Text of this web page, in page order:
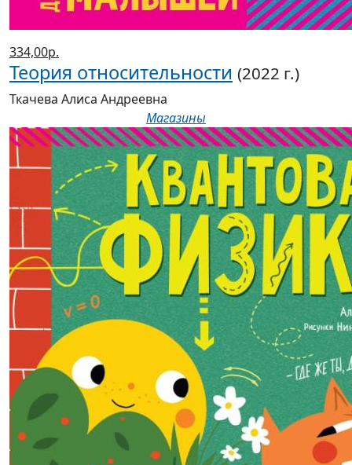
334,00р.
Теория относительности (2022 г.)
Ткачева Алиса Андреевна
Магазины